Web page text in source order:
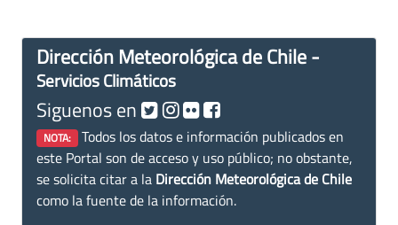
Dirección Meteorológica de Chile -
Servicios Climáticos
Siguenos en
NOTA: Todos los datos e información publicados en
este Portal son de acceso y uso público; no obstante,
se solicita citar a la Dirección Meteorológica de Chile
como la fuente de la información.